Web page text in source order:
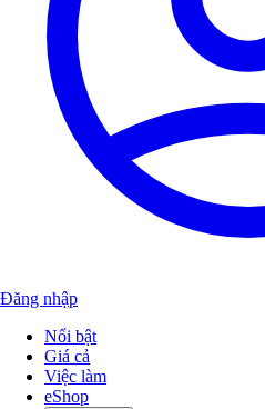
Đăng nhập
Nổi bật
Giá cả
Việc làm
eShop